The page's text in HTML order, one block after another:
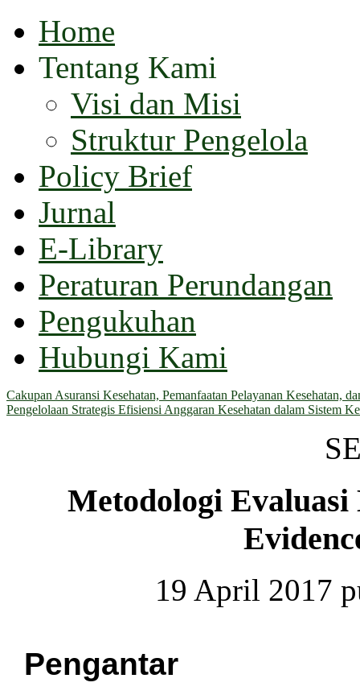
Home
Tentang Kami
Visi dan Misi
Struktur Pengelola
Policy Brief
Jurnal
E-Library
Peraturan Perundangan
Pengukuhan
Hubungi Kami
Cakupan Asuransi Kesehatan, Pemanfaatan Pelayanan Kesehatan,
Pengelolaan Strategis Efisiensi Anggaran Kesehatan dalam Sistem
Metodologi
19 April 2017
Pengantar